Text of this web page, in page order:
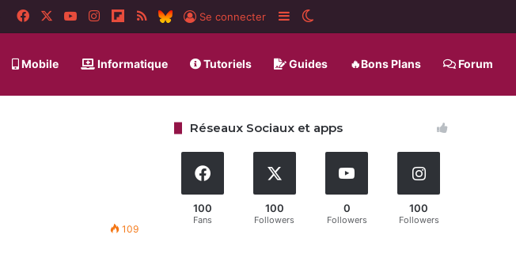
FacebookYouTubeInstagramFlipboard
RSS BlueSky
Se connecter Sidebar (barre latérale)
Mobile Informatique Tutoriels Guides 🔥Bons Plans Forum
109
Réseaux Sociaux et apps
100
Fans
100
Followers
0
Followers
100
Followers